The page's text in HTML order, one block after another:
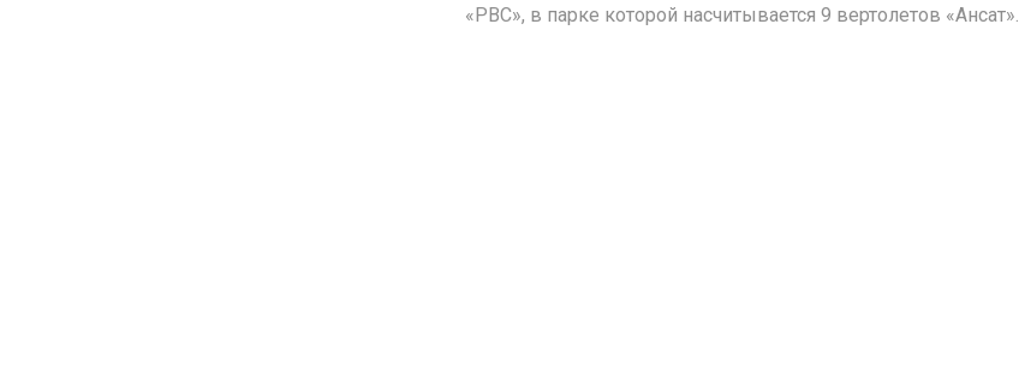
«РВС», в парке которой насчитывается 9 вертолетов «Ансат».